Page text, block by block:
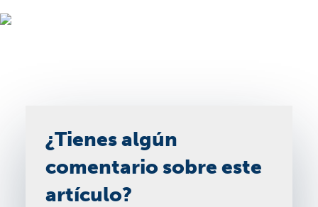
¿Tienes algún
comentario sobre este
artículo?